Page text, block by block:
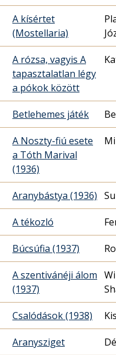
A kísértet
(Mostellaria)
A rózsa, vagyis A
tapasztalatlan légy
a pókok között
Betlehemes játék
A Noszty-fiú esete
a Tóth Marival
(1936)
Aranybástya (1936)
A tékozló
Búcsúfia (1937)
A szentivánéji álom
(1937)
Csalódások (1938)
Aranysziget